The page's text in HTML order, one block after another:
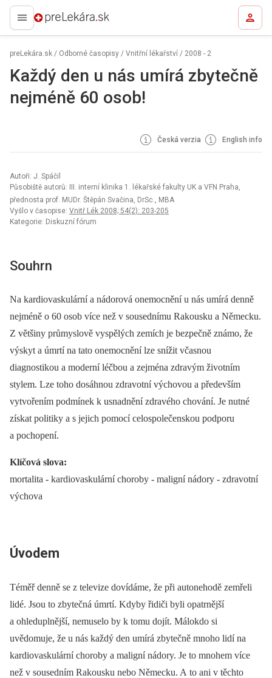
preLekára.sk
preLekára.sk / Odborné časopisy / Vnitřní lékařství / 2008 - 2
Každý den u nás umírá zbytečně
nejméně 60 osob!
Česká verzia English info
Autoři: J. Spáčil
Působiště autorů: III. interní klinika 1. lékařské fakulty UK a VFN Praha,
přednosta prof. MUDr. Štěpán Svačina, DrSc., MBA
Vyšlo v časopise: Vnitř Lék 2008; 54(2): 203-205
Kategorie: Diskuzní fórum
Souhrn
Na kardiovaskulární a nádorová onemocnění u nás umírá denně
nejméně o 60 osob více než v sousednímu Rakousku a Německu.
Z většiny průmyslově vyspělých zemích je bezpečně známo, že
výskyt a úmrtí na tato onemocnění lze snížit včasnou
diagnostikou a moderní léčbou a zejména zdravým životním
stylem. Lze toho dosáhnou zdravotní výchovou a především
vytvořením podmínek k usnadnění zdravého chování. Je nutné
získat politiky a s jejich pomocí celospolečenskou podporu
a pochopení.
Klíčová slova:
mortalita -⁠ kardiovaskulární choroby -⁠ maligní nádory -⁠ zdravotní
výchova
Úvodem
Téměř denně se z televize dovídáme, že při autonehodě zemřeli
lidé. Jsou to zbytečná úmrtí. Kdyby řidiči byli opatrnější
a ohleduplnější, nemuselo by k tomu dojít. Málokdo si
uvědomuje, že u nás každý den umírá zbytečně mnoho lidí na
kardiovaskulární choroby a maligní nádory. Je to mnohem více
než v sousedním Rakousku nebo Německu. A to ani v těchto